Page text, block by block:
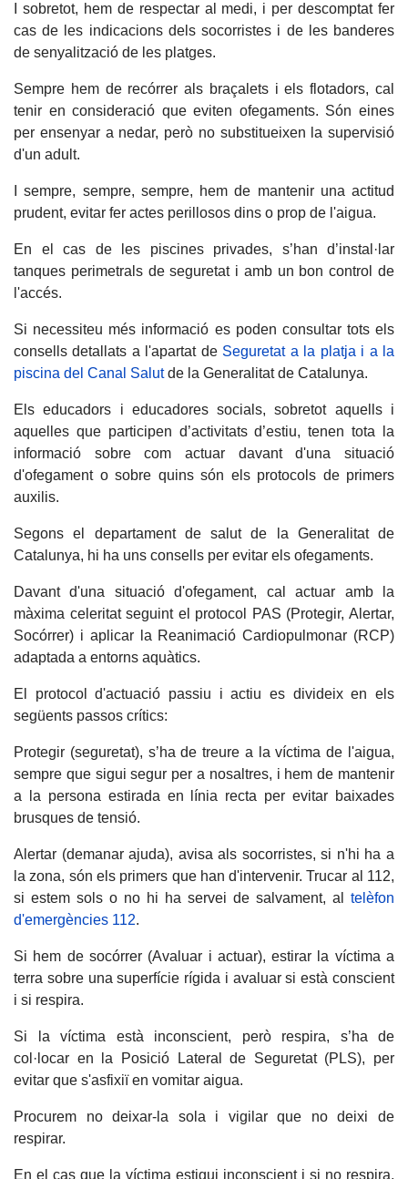
I sobretot, hem de respectar al medi, i per descomptat fer
cas de les indicacions dels socorristes i de les banderes
de senyalització de les platges.
Sempre hem de recórrer als braçalets i els flotadors, cal
tenir en consideració que eviten ofegaments. Són eines
per ensenyar a nedar, però no substitueixen la supervisió
d'un adult.
I sempre, sempre, sempre, hem de mantenir una actitud
prudent, evitar fer actes perillosos dins o prop de l'aigua.
En el cas de les piscines privades, s’han d’instal·lar
tanques perimetrals de seguretat i amb un bon control de
l'accés.
Si necessiteu més informació es poden consultar tots els
consells detallats a l'apartat de Seguretat a la platja i a la
piscina del Canal Salutde la Generalitat de Catalunya.
Els educadors i educadores socials, sobretot aquells i
aquelles que participen d’activitats d’estiu, tenen tota la
informació sobre com actuar davant d'una situació
d'ofegament o sobre quins són els protocols de primers
auxilis.
Segons el departament de salut de la Generalitat de
Catalunya, hi ha uns consells per evitar els ofegaments.
Davant d'una situació d'ofegament, cal actuar amb la
màxima celeritat seguint el protocol PAS (Protegir, Alertar,
Socórrer) i aplicar la Reanimació Cardiopulmonar (RCP)
adaptada a entorns aquàtics.
El protocol d'actuació passiu i actiu es divideix en els
següents passos crítics:
Protegir (seguretat), s’ha de treure a la víctima de l'aigua,
sempre que sigui segur per a nosaltres, i hem de mantenir
a la persona estirada en línia recta per evitar baixades
brusques de tensió.
Alertar (demanar ajuda), avisa als socorristes, si n'hi ha a
la zona, són els primers que han d'intervenir. Trucar al 112,
si estem sols o no hi ha servei de salvament, al telèfon
d'emergències 112.
Si hem de socórrer (Avaluar i actuar), estirar la víctima a
terra sobre una superfície rígida i avaluar si està conscient
i si respira.
Si la víctima està inconscient, però respira, s’ha de
col·locar en la Posició Lateral de Seguretat (PLS), per
evitar que s'asfixiï en vomitar aigua.
Procurem no deixar-la sola i vigilar que no deixi de
respirar.
En el cas que la víctima estigui inconscient i si no respira,